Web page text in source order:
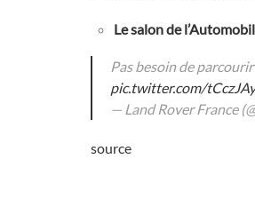
Le salon de
Pas besoin de
pic.twitter.com/
— Land Rover France
source